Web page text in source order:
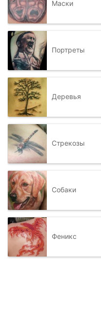
Маски
Портреты
Деревья
Стрекозы
Собаки
Феникс